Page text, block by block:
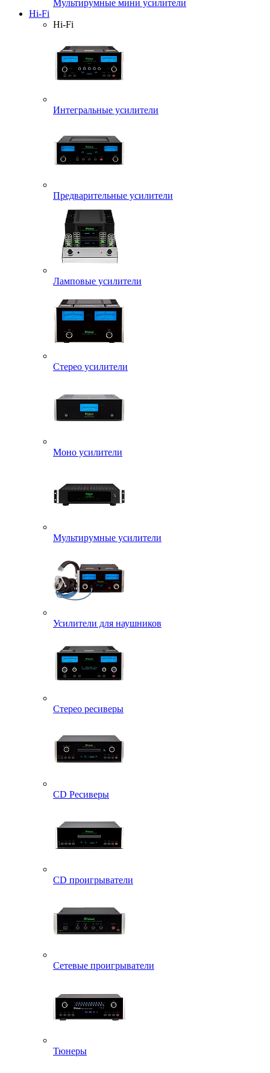
Мультирумные мини усилители
Hi-Fi
Hi-Fi
Интегральные усилители
Предварительные усилители
Ламповые усилители
Стерео усилители
Моно усилители
Мультирумные усилители
Усилители для наушников
Стерео ресиверы
CD Ресиверы
CD проигрыватели
Сетевые проигрыватели
Тюнеры